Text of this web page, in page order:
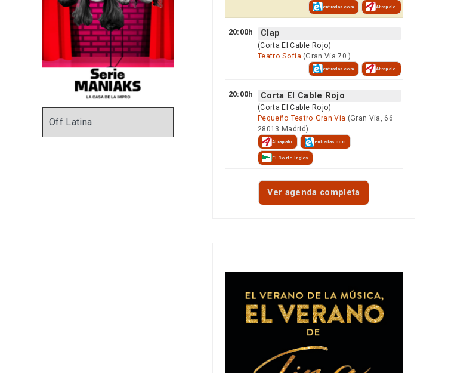
Off Latina
entradas.com Atrápalo
20:00h Clap
(Corta El Cable Rojo)
Teatro Sofía (Gran Vía 70 )
entradas.com Atrápalo
20:00h Corta El Cable Rojo
(Corta El Cable Rojo)
Pequeño Teatro Gran Vía (Gran Vía, 66
28013 Madrid)
Atrápalo entradas.com
El Corte Inglés
Ver agenda completa